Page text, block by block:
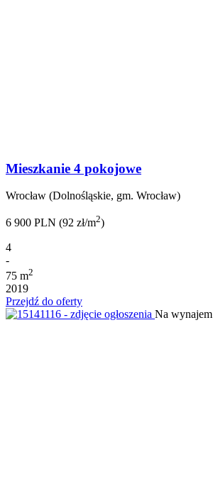
Mieszkanie 4 pokojowe
Wrocław (Dolnośląskie, gm. Wrocław)
6 900 PLN (92 zł/m2)
4
-
75 m2
2019
Przejdź do oferty
Na wynajem